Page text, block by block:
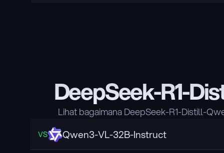
DeepSeek-R1-
Lihat bagaimana DeepSeek-R1-Distill-
VS Qwen3-VL-32B-Instruct